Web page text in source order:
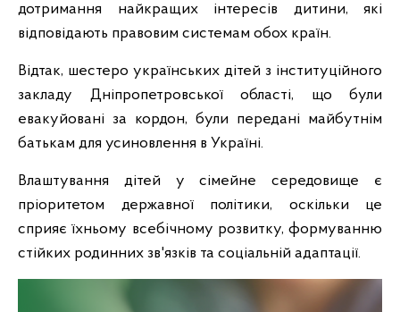
дотримання найкращих інтересів дитини, які
відповідають правовим системам обох країн.
Відтак, шестеро українських дітей з інституційного
закладу Дніпропетровської області, що були
евакуйовані за кордон, були передані майбутнім
батькам для усиновлення в Україні.
Влаштування дітей у сімейне середовище є
пріоритетом державної політики, оскільки це
сприяє їхньому всебічному розвитку, формуванню
стійких родинних зв'язків та соціальній адаптації.